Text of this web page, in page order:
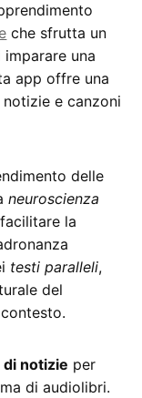
che sfrutta un
una
app offre una
e canzoni
delle
neuroscienza
la
testi paralleli,
del
notizie per
di audiolibri.